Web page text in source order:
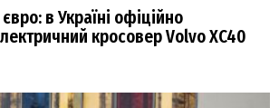
в Україні офіційно
кросовер Volvo XC40